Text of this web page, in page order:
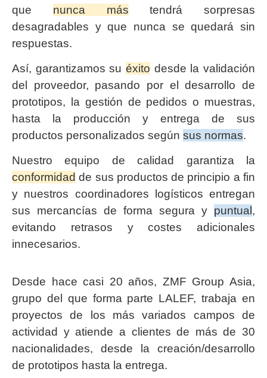
que nunca más tendrá sorpresas
desagradables y que nunca se quedará sin
respuestas.
Así, garantizamos su éxito desde la validación
del proveedor, pasando por el desarrollo de
prototipos, la gestión de pedidos o muestras,
hasta la producción y entrega de sus
productos personalizados según sus normas.
Nuestro equipo de calidad garantiza la
conformidad de sus productos de principio a fin
y nuestros coordinadores logísticos entregan
sus mercancías de forma segura y puntual ,
evitando retrasos y costes adicionales
innecesarios.
Desde hace casi 20 años, ZMF Group Asia,
grupo del que forma parte LALEF, trabaja en
proyectos de los más variados campos de
actividad y atiende a clientes de más de 30
nacionalidades, desde la creación/desarrollo
de prototipos hasta la entrega.